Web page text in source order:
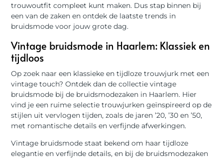
trouwoutfit compleet kunt maken. Dus stap binnen bij
een van de zaken en ontdek de laatste trends in
bruidsmode voor jouw grote dag.
Vintage bruidsmode in Haarlem: Klassiek en
tijdloos
Op zoek naar een klassieke en tijdloze trouwjurk met een
vintage touch? Ontdek dan de collectie vintage
bruidsmode bij de bruidsmodezaken in Haarlem. Hier
vind je een ruime selectie trouwjurken geïnspireerd op de
stijlen uit vervlogen tijden, zoals de jaren ’20, ’30 en ’50,
met romantische details en verfijnde afwerkingen.
Vintage bruidsmode staat bekend om haar tijdloze
elegantie en verfijnde details, en bij de bruidsmodezaken